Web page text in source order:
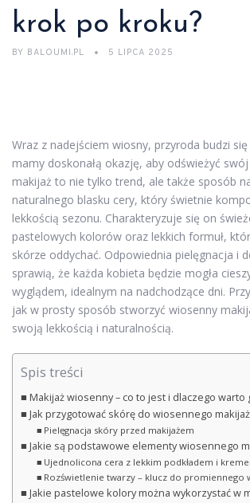
krok po kroku?
BY BALOUMI.PL 5 LIPCA 2025
Wraz z nadejściem wiosny, przyroda budzi
mamy doskonałą okazję, aby odświeżyć
makijaż to nie tylko trend, ale także sposób
naturalnego blasku cery, który świetnie
lekkością sezonu. Charakteryzuje się on
pastelowych kolorów oraz lekkich formuł,
skórze oddychać. Odpowiednia pielęgnacja i
sprawią, że każda kobieta będzie mogła
wyglądem, idealnym na nadchodzące dni.
jak w prosty sposób stworzyć wiosenny
swoją lekkością i naturalnością.
Spis treści
Makijaż wiosenny – co to jest i dlaczego warto
Jak przygotować skórę do wiosennego
Pielęgnacja skóry przed makijażem
Jakie są podstawowe elementy wiosennego
Ujednolicona cera z lekkim podkładem i
Rozświetlenie twarzy – klucz do promiennego
Jakie pastelowe kolory można wykorzystać w